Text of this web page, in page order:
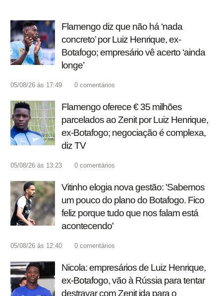
Flamengo diz que não há ‘nada
concreto’ por Luiz Henrique, ex-
Botafogo; empresário vê acerto ‘ainda
longe’
05/08/26 às 17:49 0 comentários
Flamengo oferece € 35 milhões
parcelados ao Zenit por Luiz Henrique,
ex-Botafogo; negociação é complexa,
diz TV
05/08/26 às 13:23 0 comentários
Vitinho elogia nova gestão: 'Sabemos
um pouco do plano do Botafogo. Fico
feliz porque tudo que nos falam está
acontecendo'
05/08/26 às 12:40 0 comentários
Nicola: empresários de Luiz Henrique,
ex-Botafogo, vão à Rússia para tentar
destravar com Zenit ida para o